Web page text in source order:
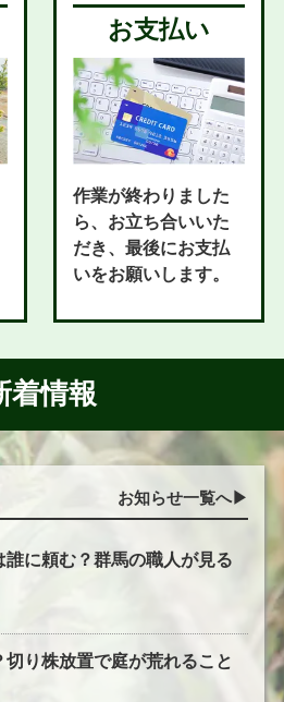
お支払い
作業が終わりました
ら、お立ち合いいた
だき、最後にお支払
いをお願いします。
着情報
お知らせ一覧へ▶︎
に頼む？群馬の職人が見る
り株放置で庭が荒れること